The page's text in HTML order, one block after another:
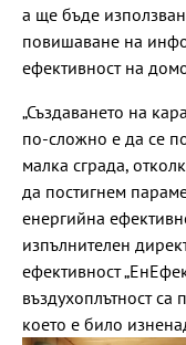
а ще бъде
повишаване на
ефективност на
„Създаването на
по-сложно е да се
малка сграда,
да постигнем
енергийна
изпълнителен
ефективност
въздухоплътност са
което е било